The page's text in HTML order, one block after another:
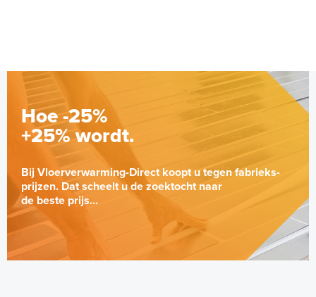
Hoe -25%
+25% wordt.
Bij Vloerverwarming-Direct koopt u tegen fabrieks-
prijzen. Dat scheelt u de zoektocht naar
de beste prijs...